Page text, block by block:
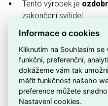
Tento výrobek je
zakončení svítidel.
Je určen jako
Patří do produktové
design s dalšími díly
Barva tělesa jeměď—
tvarovatelnost a
Informace o cookies
Kliknutím na Souhlasím
funkční, preferenční,
dokážeme vám tak
měřit funkčnost našeho
preference můžete
Nastavení cookies.